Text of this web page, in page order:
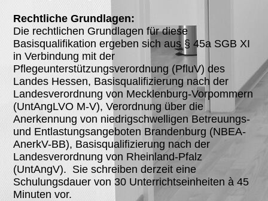
Rechtliche Grundlagen:
Die rechtlichen Grundlagen für diese
Basisqualifikation ergeben sich aus § 45a SGB XI
in Verbindung mit der
Pflegeunterstützungsverordnung (PfluV) des
Landes Hessen, Basisqualifizierung nach der
Landesverordnung von Mecklenburg-Vorpommern
(UntAngLVO M-V), Verordnung über die
Anerkennung von niedrigschwelligen Betreuungs-
und Entlastungsangeboten Brandenburg (NBEA-
AnerkV-BB), Basisqualifizierung nach der
Landesverordnung von Rheinland-Pfalz
(UntAngV). Sie schreiben derzeit eine
Schulungsdauer von 30 Unterrichtseinheiten à 45
Minuten vor.